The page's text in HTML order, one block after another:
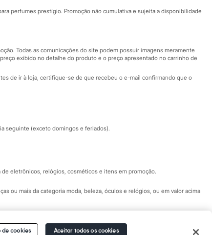
Fale conosco
Central de ética
Eventos
perfumes prestígio. Promoção não cumulativa e sujeita a disponibilidade
Todas as comunicações do site podem possuir imagens meramente
exibido no detalhe do produto e o preço apresentado no carrinho de
de ir à loja, certifique-se de que recebeu o e-mail confirmando que o
seguinte (exceto domingos e feriados).
eletrônicos, relógios, cosméticos e itens em promoção.
ou mais da categoria moda, beleza, óculos e relógios, ou em valor acima
cookies Aceitar todos os cookies